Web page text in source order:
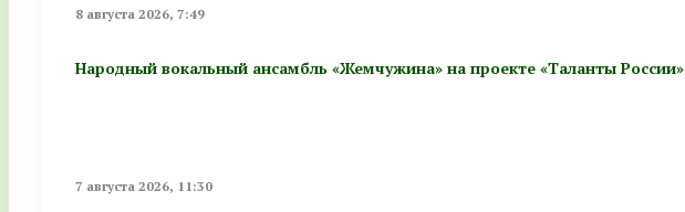
8 августа 2026, 7:49
Народный вокальный ансамбль «Жемчужина» на проекте «Таланты России»
7 августа 2026, 11:30